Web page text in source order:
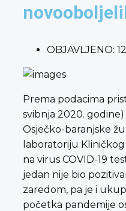
OBJAVLJENO:
Prema podacima
svibnja 2020.
Osječko-baranjske
laboratoriju
na virus COVID-19
jedan nije bio
zaredom, pa je i
početka pandemije